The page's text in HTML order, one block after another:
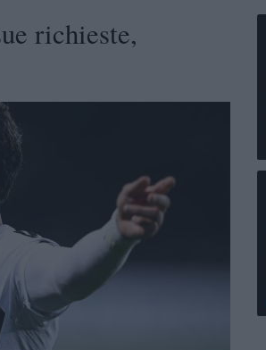
richieste,